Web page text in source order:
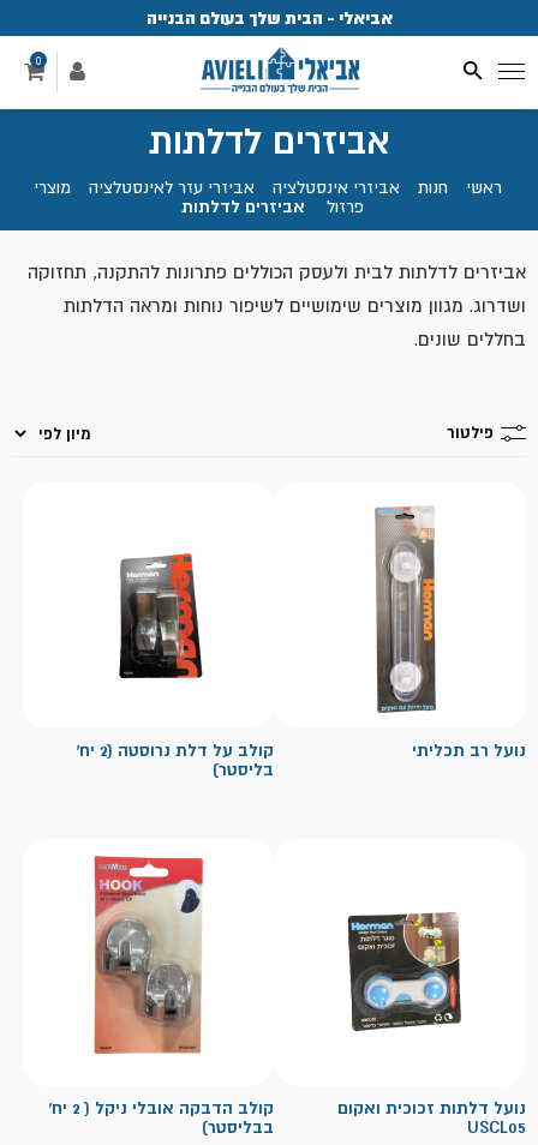
אביאלי - הבית שלך בעולם הבנייה
0
אביזרים לדלתות
ראשי חנות אביזרי אינסטלציה אביזרי עזר לאינסטלציה
מוצרי
פרזול
אביזרים לדלתות
אביזרים לדלתות לבית ולעסק הכוללים פתרונות להתקנה, תחזוקה
ושדרוג. מגוון מוצרים שימושיים לשיפור נוחות ומראה הדלתות
בחללים שונים.
פילטור
נועל רב תכליתי
קולב על דלת נרוסטה (2 יח'
בליסטר)
נועל דלתות זכוכית ואקום
USCL05
קולב הדבקה אובלי ניקל ( 2 יח'
בבליסטר)